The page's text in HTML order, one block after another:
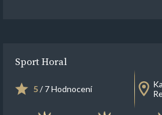
Sport Horal
5/ 7 Hodnocení